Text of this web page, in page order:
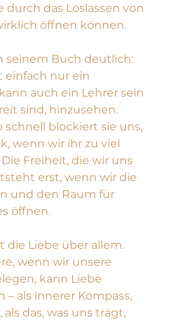
durch das Loslassen von
öffnen können.
seinem Buch deutlich:
einfach nur ein
auch ein Lehrer sein
sind, hinzusehen.
schnell blockiert sie uns,
wenn wir ihr zu viel
Freiheit, die wir uns
erst, wenn wir die
und den Raum für
öffnen.
die Liebe über allem.
wenn wir unsere
kann Liebe
– als innerer Kompass,
als das, was uns trägt,